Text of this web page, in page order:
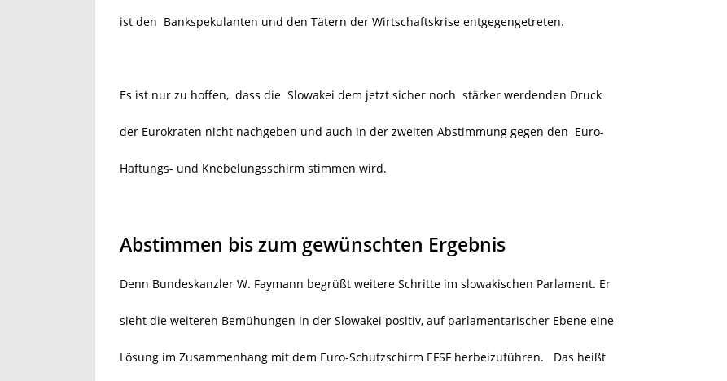
ist den Bankspekulanten und den Tätern der Wirtschaftskrise entgegengetreten.
Es ist nur zu hoffen, dass die Slowakei dem jetzt sicher noch stärker werdenden Druck
der Eurokraten nicht nachgeben und auch in der zweiten Abstimmung gegen den Euro-
Haftungs- und Knebelungsschirm stimmen wird.
Abstimmen bis zum gewünschten Ergebnis
Denn Bundeskanzler W. Faymann begrüßt weitere Schritte im slowakischen Parlament. Er
sieht die weiteren Bemühungen in der Slowakei positiv, auf parlamentarischer Ebene eine
Lösung im Zusammenhang mit dem Euro-Schutzschirm EFSF herbeizuführen. Das heißt